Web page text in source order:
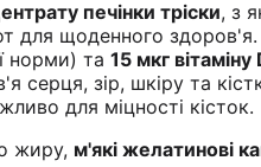
печінки тріски, з
для щоденного
норми) та15 мкг вітаміну
серця, зір, шкіру та
для міцності кісток.
жиру, м'які желатинові